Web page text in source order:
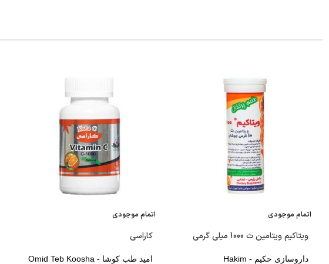
اتمام موجودی
ویتاکیم ویتامین ث 1000 میلی گرمی
داروسازی حکیم - Hakim
اتمام موجودی
کاراسی
امید طب کوشا - Omid Teb Koosha